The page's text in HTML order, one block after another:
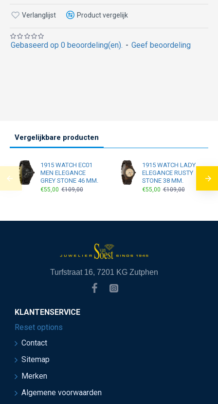
Gebaseerd op 0 beoordeling(en). - Geef beoordeling
Verlanglijst Product vergelijk
Vergelijkbare producten
1915 WATCH EC01
MEN ELEGANCE
GREY STONE 46 MM.
€55,00 €109,00
1915 WATCH LADY
ELEGANCE RUSTY
STONE 38 MM.
€55,00 €109,00
Turfstraat 16, 7201 KG Zutphen
KLANTENSERVICE
Reset options
Contact
Sitemap
Merken
Algemene voorwaarden